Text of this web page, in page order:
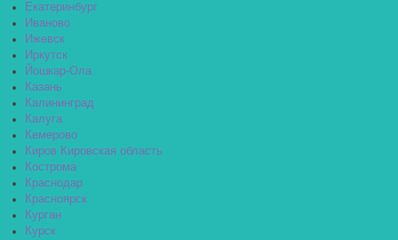
Екатеринбург
Иваново
Ижевск
Иркутск
Йошкар-Ола
Казань
Калининград
Калуга
Кемерово
Киров Кировская область
Кострома
Краснодар
Красноярск
Курган
Курск